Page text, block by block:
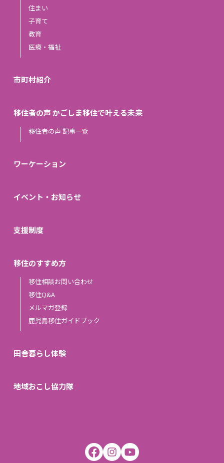
住まい
子育て
教育
医療・福祉
市町村紹介
移住者の声 かごしま移住で叶える未来
移住者の声 記事一覧
ワーケーション
イベント・お知らせ
支援制度
移住のすすめ方
移住相談お問い合わせ
移住Q&A
メルマガ登録
鹿児島移住ガイドブック
田舎暮らし体験
地域おこし協力隊